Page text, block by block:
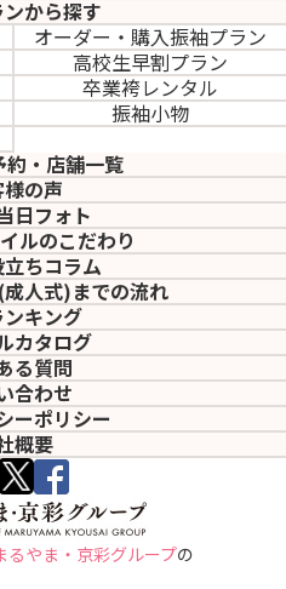
から探す
オーダー・購入振袖プラン
高校生早割プラン
卒業袴レンタル
振袖小物
約・店舗一覧
の声
日フォト
ルのこだわり
ちコラム
人式)までの流れ
キング
カタログ
る質問
合わせ
ーポリシー
概要
るやま・京彩グループの